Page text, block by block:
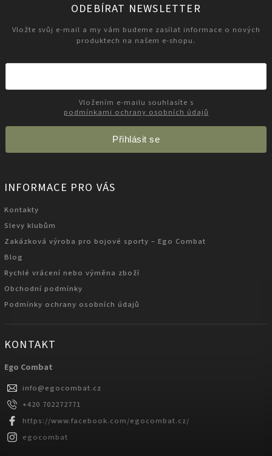
ODEBÍRAT NEWSLETTER
Vložte svůj e-mail a my vám budeme zasílat informace o nových
produktech na našem e-shopu.
podmínkami ochrany osobních údajů
Přihlásit se
INFORMACE PRO VÁS
Kontakty
Slevy klubům
Zakázková výroba pro bojové sporty – Ego Combat
Blog
Rychlé vrácení nebo výměna zboží
Obchodní podmínky
Podmínky ochrany osobních údajů
KONTAKT
Ego Combat
info@egocombat.cz
+420 702272771
https://www.facebook.com/egocombat.cz/
egocombat